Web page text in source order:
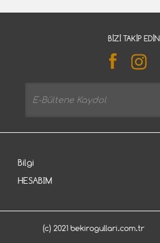
BIZI TAKIP EDIN
Bilgi
HESABIM
(c) 2021 bekirogullari.com.tr